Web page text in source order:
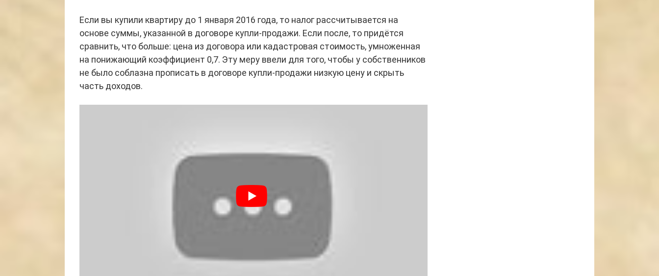
Если вы купили квартиру до 1 января 2016 года, то налог рассчитывается на
основе суммы, указанной в договоре купли‑продажи. Если после, то придётся
сравнить, что больше: цена из договора или кадастровая стоимость, умноженная
на понижающий коэффициент 0,7. Эту меру ввели для того, чтобы у собственников
не было соблазна прописать в договоре купли‑продажи низкую цену и скрыть
часть доходов.